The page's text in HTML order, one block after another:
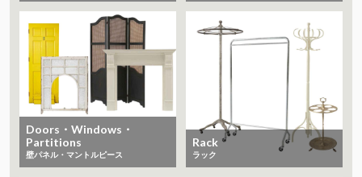
Doors・Windows・
Partitions
​​​​​​​壁パネル・マントルピース
Rack
ラック